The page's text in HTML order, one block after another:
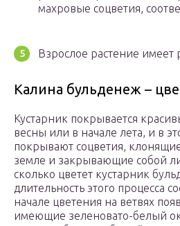
махровые соцветия,
Взрослое растение имеет
Калина бульденеж –
Кустарник покрывается
весны или в начале лета, и в
покрывают соцветия,
земле и закрывающие собой
сколько цветет кустарник
длительность этого процесса
начале цветения на ветвях
имеющие зеленовато-белый